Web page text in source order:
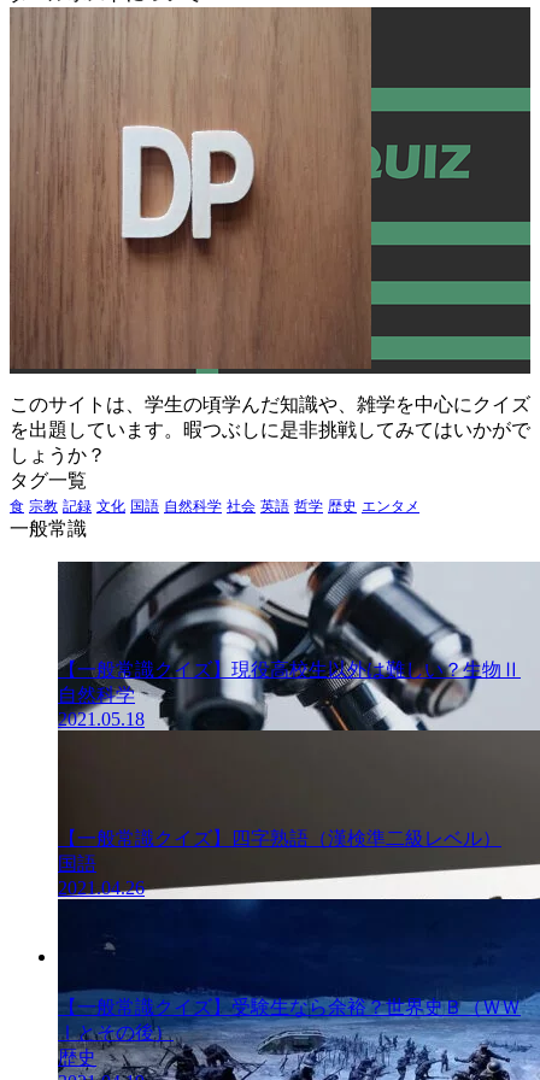
このサイトは、学生の頃学んだ知識や、雑学を中心にクイズ
を出題しています。暇つぶしに是非挑戦してみてはいかがで
しょうか？
タグ一覧
食 宗教 記録 文化 国語 自然科学 社会 英語 哲学 歴史 エンタメ
一般常識
ズ
【一般常識クイズ】現役高校生以外は難しい？生物Ⅱ
自然科学
2021.05.18
【一般常識クイズ】四字熟語（漢検準二級レベル）
国語
2021.04.26
【一般常識クイズ】受験生なら余裕？世界史Ｂ（ＷＷ
Ⅰとその後）
歴史